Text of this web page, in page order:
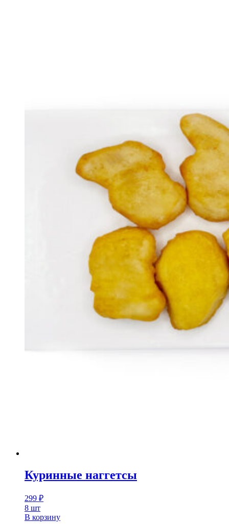
Куринные наггетcы
299 ₽
8 шт
В корзину